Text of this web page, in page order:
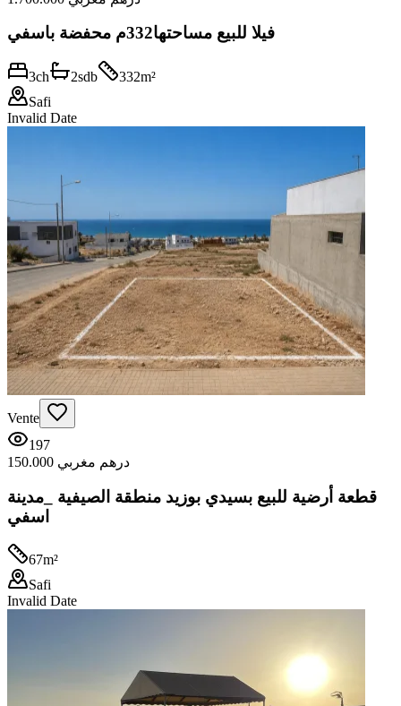
فيلا للبيع مساحتها332م محفضة باسفي
3ch 2sdb 332m²
Safi
Invalid Date
Vente
197
150.000 درهم مغربي
قطعة أرضية للبيع بسيدي بوزيد منطقة الصيفية _مدينة
اسفي
67m²
Safi
Invalid Date